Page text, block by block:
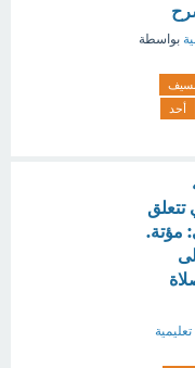
بواسطة
بسيف
أحد
تتعلق
مؤتة.
تعليمية